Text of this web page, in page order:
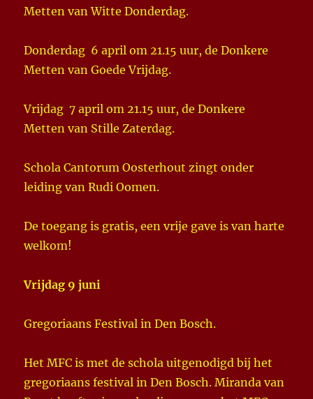
Metten van Witte Donderdag.
Donderdag 6 april om 21.15 uur, de Donkere
Metten van Goede Vrijdag.
Vrijdag 7 april om 21.15 uur, de Donkere
Metten van Stille Zaterdag.
Schola Cantorum Oosterhout zingt onder
leiding van Rudi Oomen.
De toegang is gratis, een vrije gave is van harte
welkom!
Vrijdag 9 juni
Gregoriaans Festival in Den Bosch.
Het MFC is met de schola uitgenodigd bij het
gregoriaans festival in Den Bosch. Miranda van